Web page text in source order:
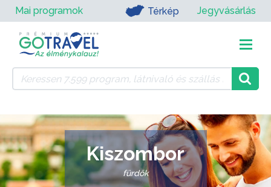
Mai programok Térkép Jegyvásárlás
Kiszombor
fürdők